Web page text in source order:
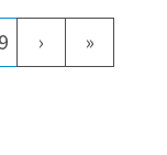
› »